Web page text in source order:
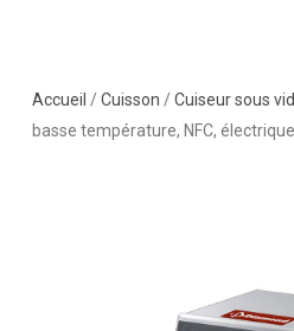
Accueil /Cuisson /Cuiseur sous
basse température, NFC, électrique